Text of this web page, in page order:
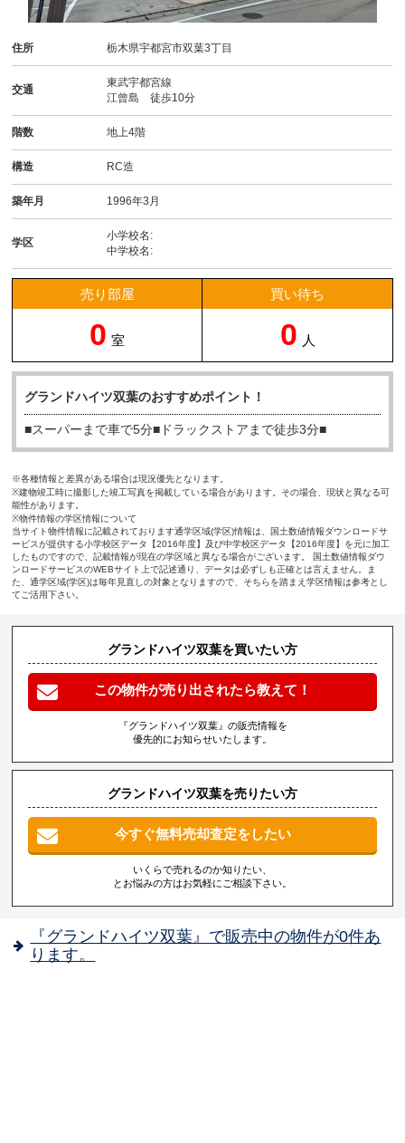
住所 栃木県宇都宮市双葉3丁目
交通
東武宇都宮線
江曾島 徒歩10分
階数 地上4階
構造 RC造
築年月 1996年3月
学区
小学校名:
中学校名:
売り部屋
0 室
買い待ち
0 人
グランドハイツ双葉のおすすめポイント！
■スーパーまで車で5分■ドラックストアまで徒歩3分■
※各種情報と差異がある場合は現況優先となります。
※建物竣工時に撮影した竣工写真を掲載している場合があります。その場合、現状と異なる可
能性があります。
※物件情報の学区情報について
当サイト物件情報に記載されております通学区域(学区)情報は、国土数値情報ダウンロードサ
ービスが提供する小学校区データ【2016年度】及び中学校区データ【2016年度】を元に加工
したものですので、記載情報が現在の学区域と異なる場合がございます。 国土数値情報ダウ
ンロードサービスのWEBサイト上で記述通り、データは必ずしも正確とは言えません。ま
た、通学区域(学区)は毎年見直しの対象となりますので、そちらを踏まえ学区情報は参考とし
てご活用下さい。
グランドハイツ双葉を買いたい方
この物件が売り出されたら教えて！
『グランドハイツ双葉』の販売情報を
優先的にお知らせいたします。
グランドハイツ双葉を売りたい方
今すぐ無料売却査定をしたい
いくらで売れるのか知りたい、
とお悩みの方はお気軽にご相談下さい。
『グランドハイツ双葉』で販売中の物件が0件あ
ります。